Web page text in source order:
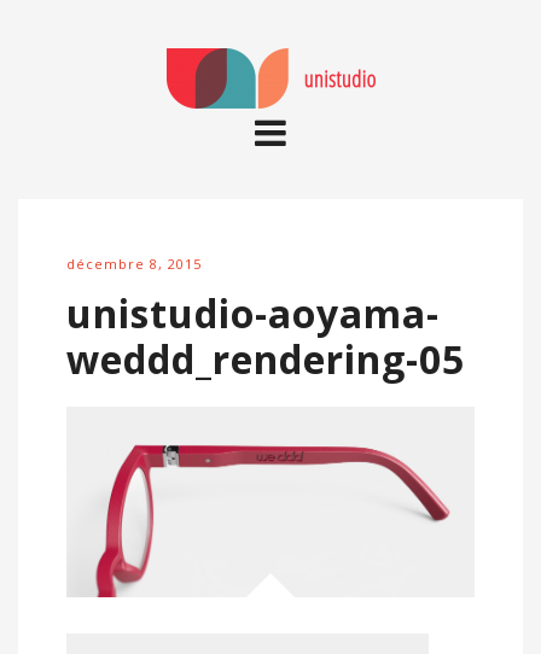
décembre 8, 2015
unistudio-aoyama-
weddd_rendering-05